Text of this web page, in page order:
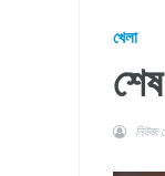
খেলা
নিউজ